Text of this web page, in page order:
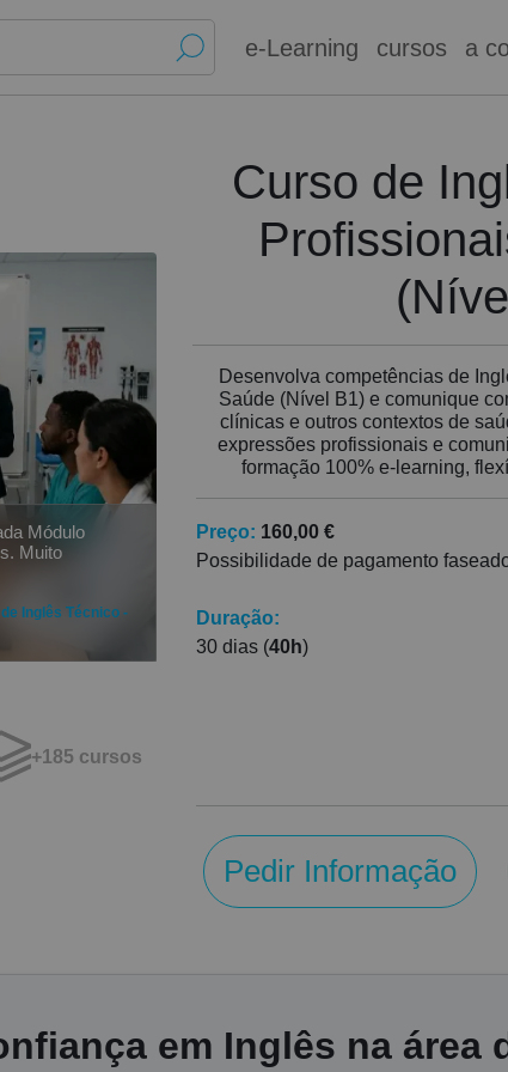
e-Learning cursos a
Módulo
Muito
Inglês Técnico -
+185 cursos
Curso de
Desenvolva competências de
Saúde (Nível B1) e comunique
clínicas e outros contextos de
expressões profissionais e
formação 100% e-learning,
Preço: 160,00 €
Possibilidade de pagamento
Duração:
30 dias (40h)
Pedir Informação
em Inglês na área